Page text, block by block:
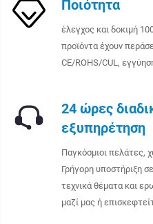
Ποιότητα
έλεγχος και δοκιμή
προϊόντα έχουν
CE/ROHS/CUL,
24 ώρες
εξυπηρέτηση
Παγκόσμιοι πελάτες,
Γρήγορη υποστήριξη
τεχνικά θέματα και
μαζί μας ή